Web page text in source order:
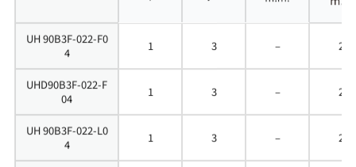
UH 90B3F-022-F0
4
1 3 – 2
UHD90B3F-022-F
04
1 3 – 2
UH 90B3F-022-L0
4
1 3 – 2